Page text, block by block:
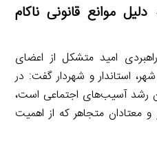
موانع قانونی ناکام
امید متشکل از اعضای
استاندار و شهردار گفت: در
رشد آسیب‌های اجتماعی است،
معتادان متجاهر که از اهمیت